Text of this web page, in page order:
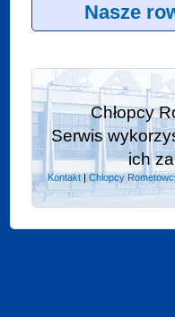
Nasze
Chłopcy
Serwis
ich
Kontakt| Chlopcy